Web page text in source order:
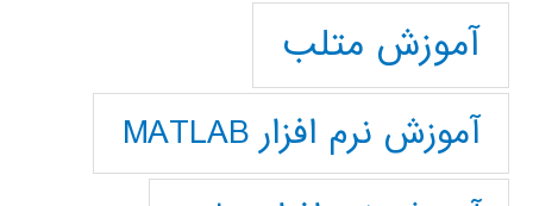
آموزش متلب
آموزش نرم افزار MATLAB